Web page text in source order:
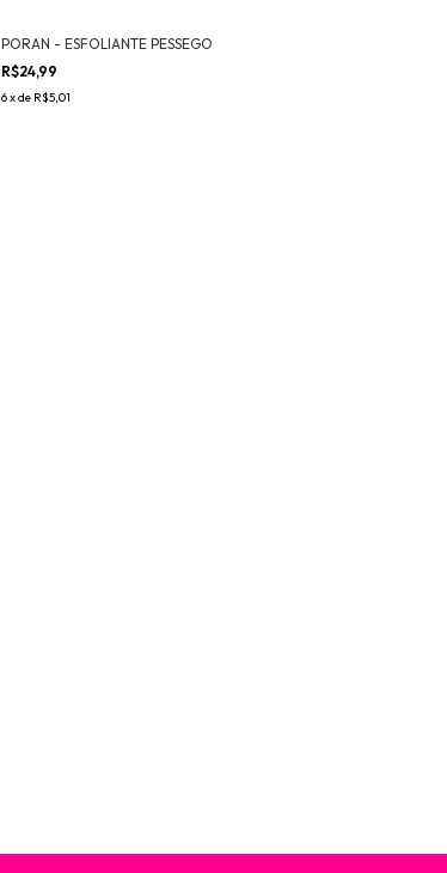
PORAN - ESFOLIANTE PESSEGO
R$24,99
6xde R$5,01